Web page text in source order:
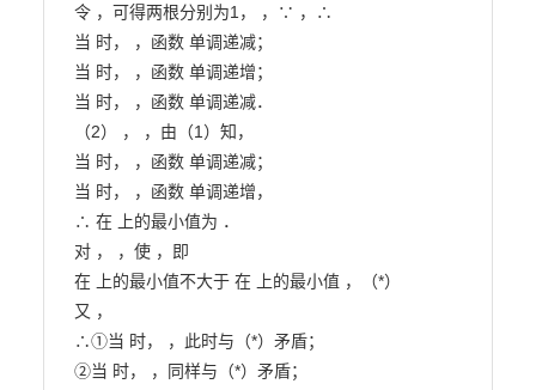
令 ，可得两根分别为1， ，∵ ，∴
当 时， ，函数 单调递减；
当 时， ，函数 单调递增；
当 时， ，函数 单调递减．
（2） ， ，由（1）知，
当 时， ，函数 单调递减；
当 时， ，函数 单调递增，
∴ 在 上的最小值为 ．
对 ， ，使 ，即
在 上的最小值不大于 在 上的最小值 ，（*）
又 ，
∴①当 时， ，此时与（*）矛盾；
②当 时， ，同样与（*）矛盾；